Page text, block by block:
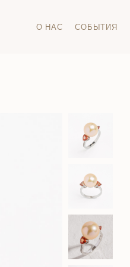
О НАС СОБЫТИЯ